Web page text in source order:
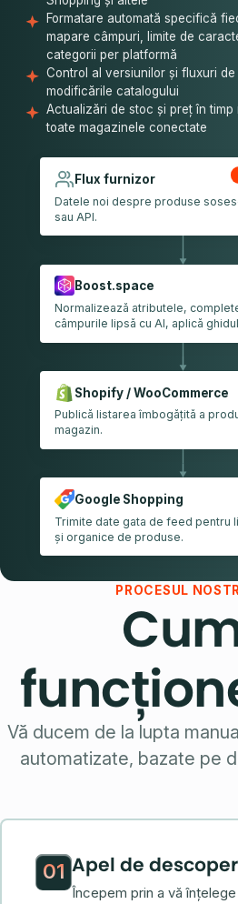
Formatare automată specifică
mapare câmpuri, limite de
categorii per platformă
Control al versiunilor și fluxuri
modificările catalogului
Actualizări de stoc și preț în timp
toate magazinele conectate
Flux furnizor
Datele noi despre produse
sau API.
Boost.space
Normalizează atributele,
câmpurile lipsă cu AI, aplică
Shopify / WooCommerce
Publică listarea îmbogățită a
magazin.
Google Shopping
Trimite date gata de feed pentru
și organice de produse.
PROCESUL
Vă ducem de la lupta
automatizate, bazate pe
01 Apel de
Începem prin a vă